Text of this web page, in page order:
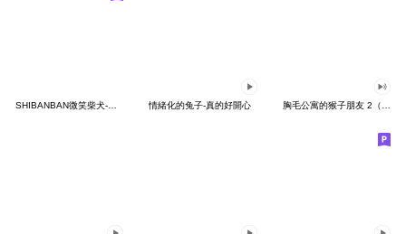
SHIBANBAN微笑柴犬-廢柴寶寶日常 情緒化的兔子-真的好開心 胸毛公寓的猴子朋友 2（有聲動態）